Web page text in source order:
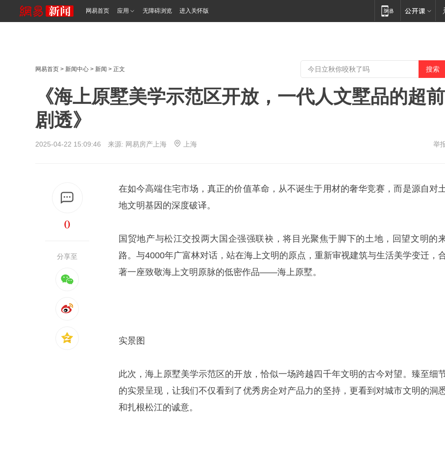
网易首页 应用 无障碍浏览 进入关怀版
网易首页 > 新闻中心 > 新闻 > 正文
《海上原墅美学示范区开放，一代人文墅品的超前
剧透》
2025-04-22 15:09:46 来源: 网易房产上海 上海 举
0
分享至
在如今高端住宅市场，真正的价值革命，从不诞生于用材的奢华竞赛，而是源自对
地文明基因的深度破译。
国贸地产与松江交投两大国企强强联袂，将目光聚焦于脚下的土地，回望文明的
路。与4000年广富林对话，站在海上文明的原点，重新审视建筑与生活美学变迁，
著一座致敬海上文明原脉的低密作品——海上原墅。
实景图
此次，海上原墅美学示范区的开放，恰似一场跨越四千年文明的古今对望。臻至细
的实景呈现，让我们不仅看到了优秀房企对产品力的坚持，更看到对城市文明的洞
和扎根松江的诚意。